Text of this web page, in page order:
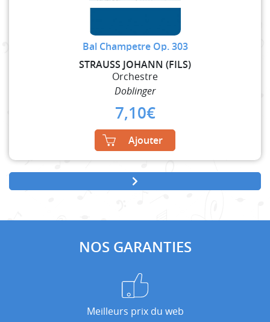
Bal Champetre Op. 303
STRAUSS JOHANN (FILS)
Orchestre
Doblinger
7,10€
Ajouter
NOS GARANTIES
Meilleurs prix du web